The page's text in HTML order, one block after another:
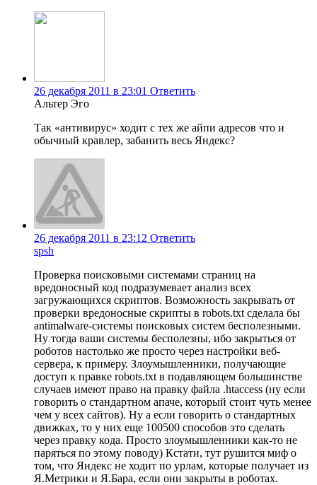
26 декабря 2011 в 23:01 Ответить
Альтер Эго
Так «антивирус» ходит с тех же айпи адресов что и
обычный кравлер, забанить весь Яндекс?
26 декабря 2011 в 23:12 Ответить
spsh
Проверка поисковыми системами страниц на
вредоносный код подразумевает анализ всех
загружающихся скриптов. Возможность закрывать от
проверки вредоносные скрипты в robots.txt сделала бы
antimalware-системы поисковых систем бесполезными.
Ну тогда ваши системы бесполезны, ибо закрыться от
роботов настолько же просто через настройки веб-
сервера, к примеру. Злоумышленники, получающие
доступ к правке robots.txt в подавляющем большинстве
случаев имеют право на правку файла .htaccess (ну если
говорить о стандартном апаче, который стоит чуть менее
чем у всех сайтов). Ну а если говорить о стандартных
движках, то у них еще 100500 способов это сделать
через правку кода. Просто злоумышленники как-то не
паряться по этому поводу) Кстати, тут рушится миф о
том, что Яндекс не ходит по урлам, которые получает из
Я.Метрики и Я.Бара, если они закрыты в роботах.